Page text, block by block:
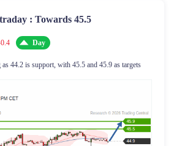
: Towards 45.5
Day
44.2 is support, with 45.5 and 45.9 as targets